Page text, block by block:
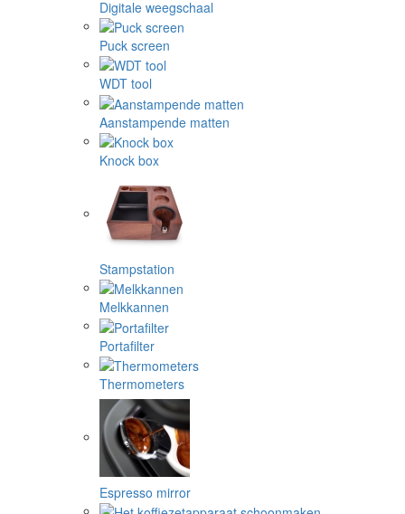
Digitale weegschaal
Puck screen
WDT tool
Aanstampende matten
Knock box
Stampstation
Melkkannen
Portafilter
Thermometers
Espresso mirror